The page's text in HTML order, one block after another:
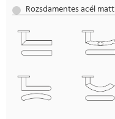
Rozsdamentes acél matt